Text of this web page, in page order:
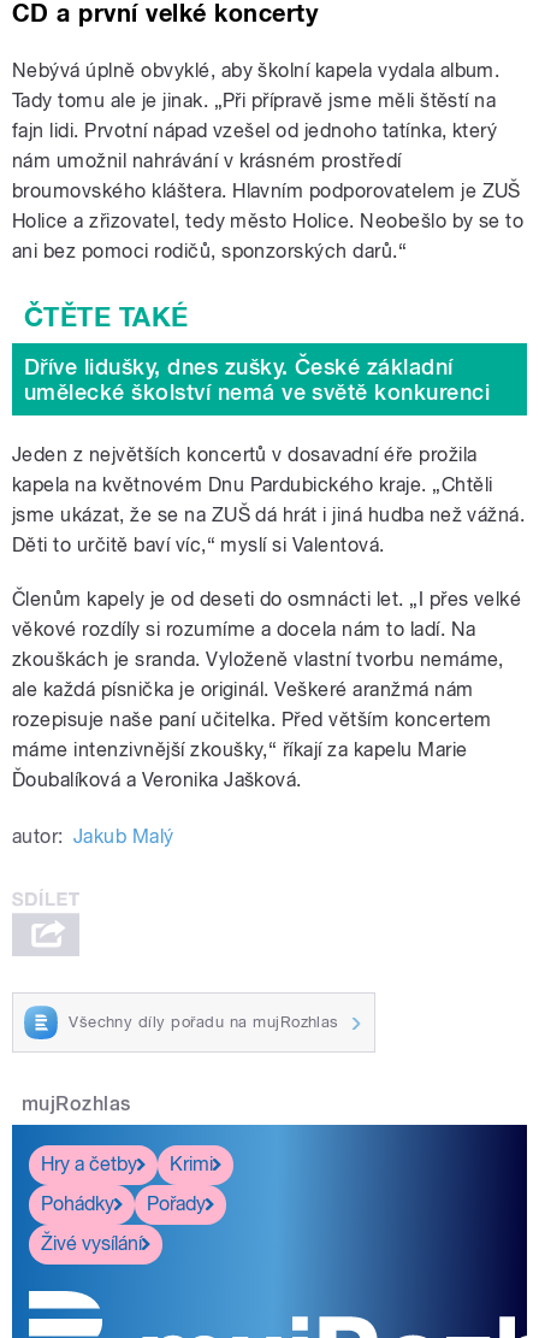
CD a první velké koncerty
Nebývá úplně obvyklé, aby školní kapela vydala album.
Tady tomu ale je jinak. „Při přípravě jsme měli štěstí na
fajn lidi. Prvotní nápad vzešel od jednoho tatínka, který
nám umožnil nahrávání v krásném prostředí
broumovského kláštera. Hlavním podporovatelem je ZUŠ
Holice a zřizovatel, tedy město Holice. Neobešlo by se to
ani bez pomoci rodičů, sponzorských darů.“
Dříve lidušky, dnes zušky. České základní
umělecké školství nemá ve světě konkurenci
Jeden z největších koncertů v dosavadní éře prožila
kapela na květnovém Dnu Pardubického kraje. „Chtěli
jsme ukázat, že se na ZUŠ dá hrát i jiná hudba než vážná.
Děti to určitě baví víc,“ myslí si Valentová.
Členům kapely je od deseti do osmnácti let. „I přes velké
věkové rozdíly si rozumíme a docela nám to ladí. Na
zkouškách je sranda. Vyloženě vlastní tvorbu nemáme,
ale každá písnička je originál. Veškeré aranžmá nám
rozepisuje naše paní učitelka. Před větším koncertem
máme intenzivnější zkoušky,“ říkají za kapelu Marie
Ďoubalíková a Veronika Jašková.
autor: Jakub Malý
Všechny díly pořadu na mujRozhlas
mujRozhlas
Hry a četby
Krimi
Pohádky
Pořady
Živé vysílání